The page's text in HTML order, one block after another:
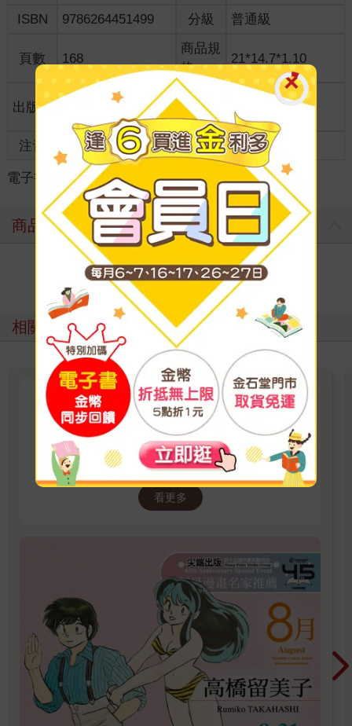
ISBN
9786264451499 分級 普通級
頁數 168
商品規
格
21*14.7*1.10
出版地
適讀年
齡
全齡適讀
注音 級別
電子書 漫畫 ＞ GL /百合 ＞ GL /百合
商品評價
寫評價
相關主題
尖端出版45週年特企：8月漫畫
名家推薦（高橋留美子）電子書
展
2026/8/1 ~ 2026/8/31 單書75折
看更多